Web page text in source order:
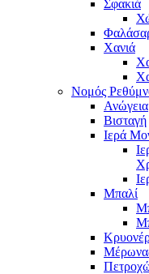
Σφακιά
Χανιά
Νομός
Ανώγεια
Βισταγή
Ιερά
Μπαλί